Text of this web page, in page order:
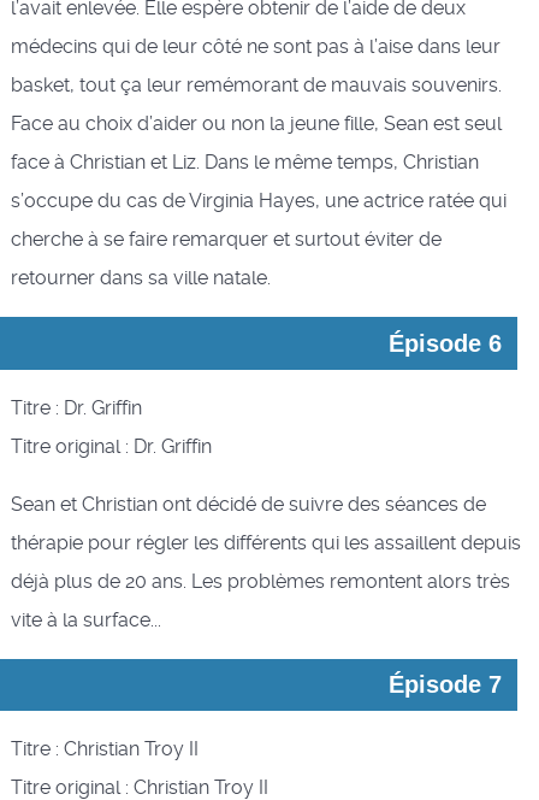
l’avait enlevée. Elle espère obtenir de l’aide de deux
médecins qui de leur côté ne sont pas à l’aise dans leur
basket, tout ça leur remémorant de mauvais souvenirs.
Face au choix d’aider ou non la jeune fille, Sean est seul
face à Christian et Liz. Dans le même temps, Christian
s’occupe du cas de Virginia Hayes, une actrice ratée qui
cherche à se faire remarquer et surtout éviter de
retourner dans sa ville natale.
Épisode 6
Titre : Dr. Griffin
Titre original : Dr. Griffin
Sean et Christian ont décidé de suivre des séances de
thérapie pour régler les différents qui les assaillent depuis
déjà plus de 20 ans. Les problèmes remontent alors très
vite à la surface...
Épisode 7
Titre : Christian Troy II
Titre original : Christian Troy II